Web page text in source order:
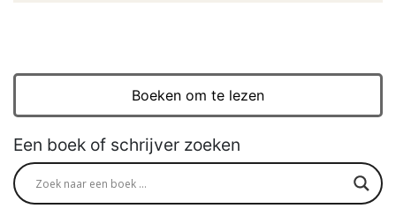
Boeken om te lezen
Een boek of schrijver zoeken